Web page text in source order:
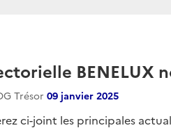
BENELUX
Trésor 09 janvier 2025
ci-joint les principales